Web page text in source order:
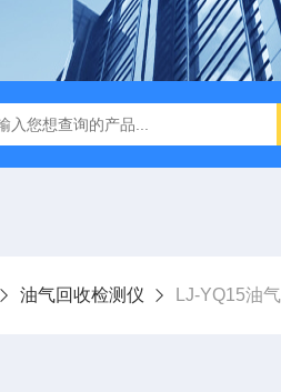
LJ-S104手持式水质总磷总氮检
油气回收检测仪 LJ-YQ15油